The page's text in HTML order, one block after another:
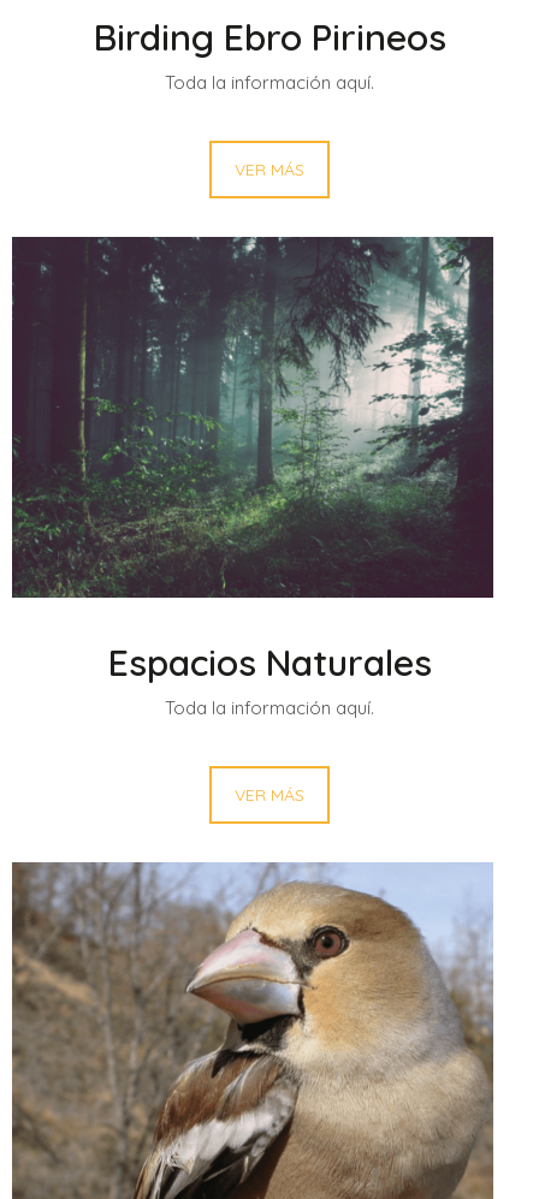
Birding Ebro Pirineos
Toda la información aquí.
VER MÁS
Espacios Naturales
Toda la información aquí.
VER MÁS